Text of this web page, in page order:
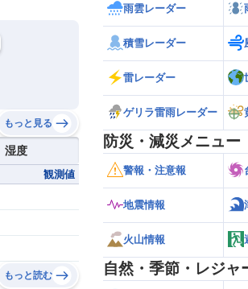
もっと見る
湿度
観測値
もっと読む
雨雲レーダー
積雪レーダー
雷レーダー
ゲリラ雷雨レーダー
防災・減災メニュー
警報・注意報
地震情報
火山情報
自然・季節・レジャ